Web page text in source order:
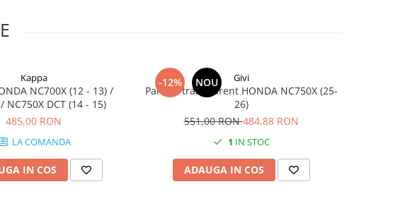
Kappa
NC700X (12 - 13) /
NC750X DCT (14 - 15)
485,00 RON
LA COMANDA
IN COS
-12% NOU Givi
Parbriz transparent HONDA NC750X (25-
26)
551,00 RON484,88 RON
1 IN STOC
ADAUGA IN COS